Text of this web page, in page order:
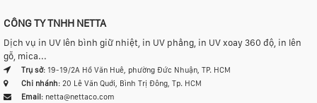
CÔNG TY TNHH NETTA
Dịch vụ in UV lên bình giữ nhiệt, in UV phẳng, in UV xoay 360 độ, in lên
gỗ, mica...
Trụ sở: 19-19/2A Hồ Văn Huê, phường Đức Nhuận, TP. HCM
Chi nhánh: 20 Lê Văn Quới, Bình Trị Đông, Tp. HCM
Email: netta@nettaco.com